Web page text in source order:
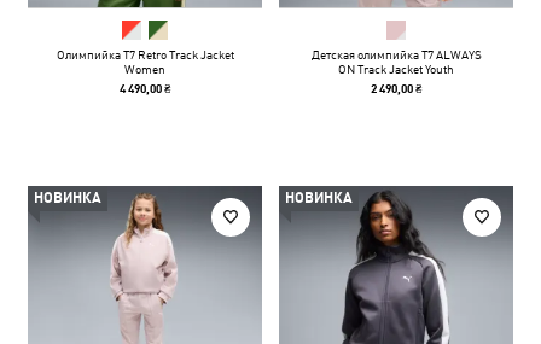
Олимпийка T7 Retro Track Jacket
Women
4 490,00 ₴
Детская олимпийка T7 ALWAYS
ON Track Jacket Youth
2 490,00 ₴
НОВИНКА НОВИНКА